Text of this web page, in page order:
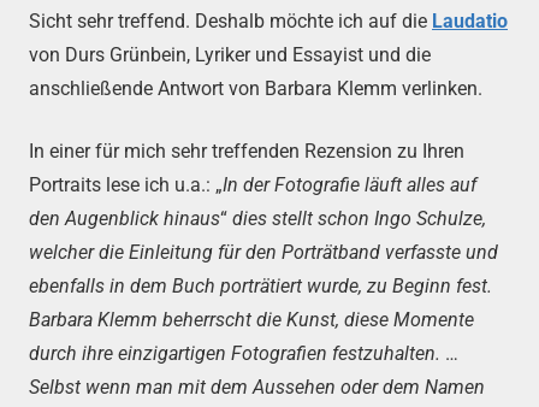
Sicht sehr treffend. Deshalb möchte ich auf die Laudatio
von Durs Grünbein, Lyriker und Essayist und die
anschließende Antwort von Barbara Klemm verlinken.
In einer für mich sehr treffenden Rezension zu Ihren
Portraits lese ich u.a.: „In der Fotografie läuft alles auf
den Augenblick hinaus“ dies stellt schon Ingo Schulze,
welcher die Einleitung für den Porträtband verfasste und
ebenfalls in dem Buch porträtiert wurde, zu Beginn fest.
Barbara Klemm beherrscht die Kunst, diese Momente
durch ihre einzigartigen Fotografien festzuhalten. …
Selbst wenn man mit dem Aussehen oder dem Namen